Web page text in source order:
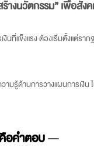
างนวัตกรรม” เพื่อสัง
นที่แข็งแรง ต้องเริ่มตั้งแต่ร
รู้ด้านการวางแผนการเงิน
อคำตอบ—